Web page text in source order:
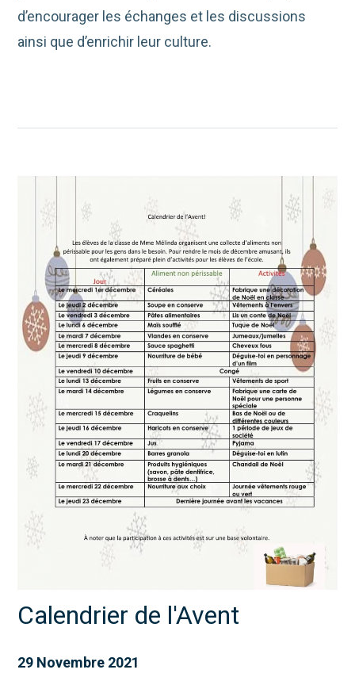
d’encourager les échanges et les discussions
ainsi que d’enrichir leur culture.​​
Calendrier de l'Avent
29 Novembre 2021